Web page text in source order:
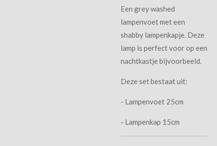
Een grey washed
lampenvoet met een
shabby lampenkapje. Deze
lamp is perfect voor op een
nachtkastje bijvoorbeeld.
Deze set bestaat uit:
- Lampenvoet 25cm
- Lampenkap 15cm